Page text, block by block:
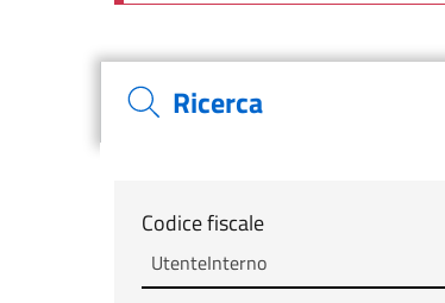
Ricerca
Codice fiscale